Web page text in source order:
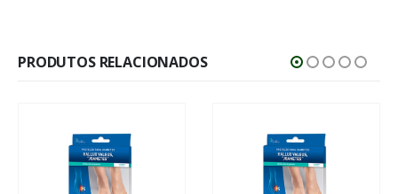
PRODUTOS RELACIONADOS